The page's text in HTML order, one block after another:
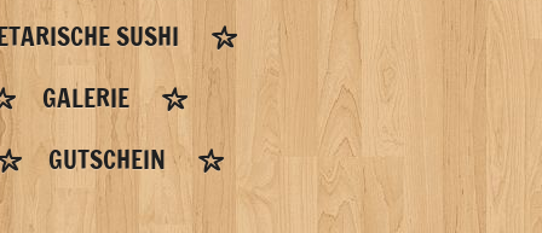
SUSHI
GALERIE
GUTSCHEIN